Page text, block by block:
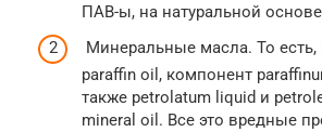
ПАВ-ы, на натуральной
Минеральные масла. То есть,
paraffin oil, компонент
также petrolatum liquid и
mineral oil. Все это вредные